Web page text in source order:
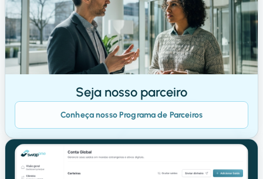
Seja nosso parceiro
Conheça nosso Programa de Parceiros